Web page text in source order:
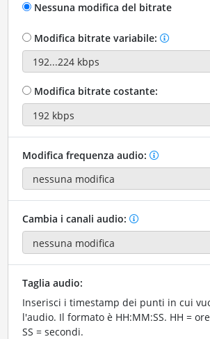
Nessuna modifica del bitrate
Modifica bitrate variabile:
Modifica bitrate costante:
Modifica frequenza audio:
Cambia i canali audio:
Taglia audio:
Inserisci i timestamp dei punti in cui
l'audio. Il formato è HH:MM:SS. HH =
SS = secondi.